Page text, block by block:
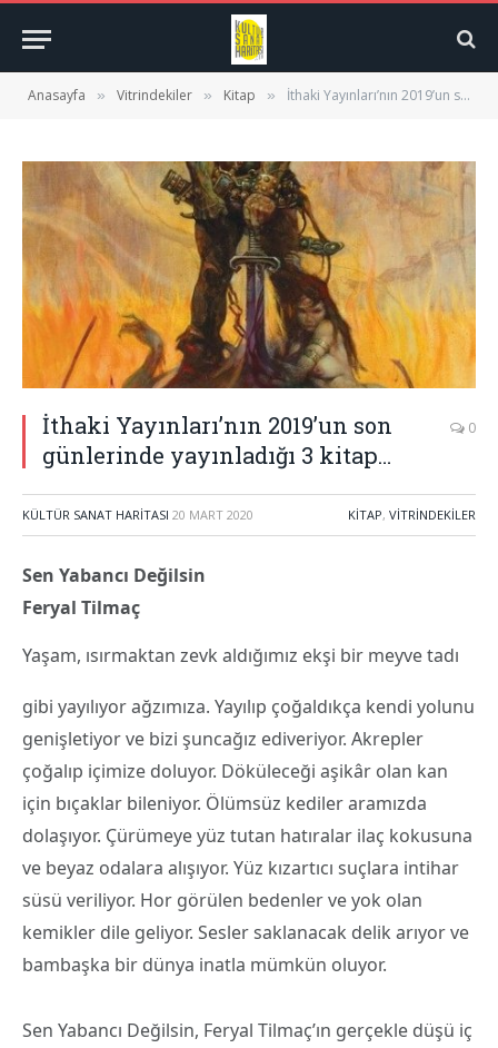
Anasayfa » Vitrindekiler » Kitap » İthaki Yayınları’nın 2019’un son günlerinde yayınladığı 3 kitap…
İthaki Yayınları’nın 2019’un son
günlerinde yayınladığı 3 kitap…
0
KÜLTÜR SANAT HARITASI 20 MART 2020 KITAP, VITRINDEKILER
Sen Yabancı Değilsin
Feryal Tilmaç
Yaşam, ısırmaktan zevk aldığımız ekşi bir meyve tadı
gibi yayılıyor ağzımıza. Yayılıp çoğaldıkça kendi yolunu
genişletiyor ve bizi şuncağız ediveriyor. Akrepler
çoğalıp içimize doluyor. Döküleceği aşikâr olan kan
için bıçaklar bileniyor. Ölümsüz kediler aramızda
dolaşıyor. Çürümeye yüz tutan hatıralar ilaç kokusuna
ve beyaz odalara alışıyor. Yüz kızartıcı suçlara intihar
süsü veriliyor. Hor görülen bedenler ve yok olan
kemikler dile geliyor. Sesler saklanacak delik arıyor ve
bambaşka bir dünya inatla mümkün oluyor.
Sen Yabancı Değilsin, Feryal Tilmaç’ın gerçekle düşü iç